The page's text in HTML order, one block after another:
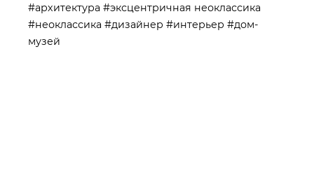
#архитектура #эксцентричная неоклассика
#неоклассика #дизайнер #интерьер #дом-
музей